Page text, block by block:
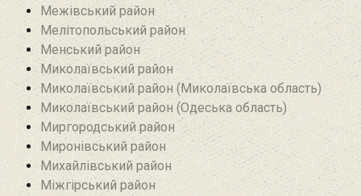
Межівський район
Мелітопольський район
Менський район
Миколаївський район
Миколаївський район (Миколаївська область)
Миколаївський район (Одеська область)
Миргородський район
Миронівський район
Михайлівський район‎
Міжгірський район